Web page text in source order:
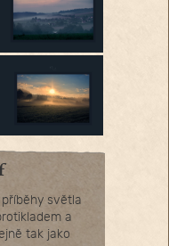
světla
a
tak jako